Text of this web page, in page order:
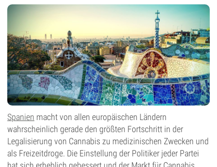
Spanien macht von allen europäischen Ländern
wahrscheinlich gerade den größten Fortschritt in der
Legalisierung von Cannabis zu medizinischen Zwecken und
als Freizeitdroge. Die Einstellung der Politiker jeder Partei